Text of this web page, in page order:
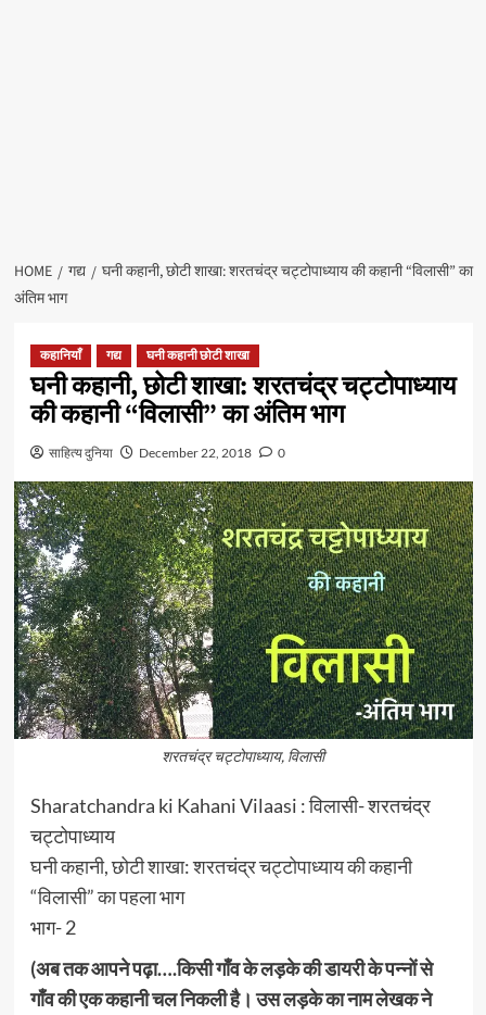
HOME गद्य
घनी कहानी, छोटी शाखा: शरतचंद्र चट्टोपाध्याय की कहानी “विलासी” का
अंतिम भाग
कहानियाँ गद्य घनी कहानी छोटी शाखा
घनी कहानी, छोटी शाखा: शरतचंद्र चट्टोपाध्याय
की कहानी “विलासी” का अंतिम भाग
साहित्य दुनिया December 22, 2018 0
शरतचंद्र चट्टोपाध्याय, विलासी
Sharatchandra ki Kahani Vilaasi : विलासी- शरतचंद्र
चट्टोपाध्याय
घनी कहानी, छोटी शाखा: शरतचंद्र चट्टोपाध्याय की कहानी
“विलासी” का पहला भाग
भाग- 2
(अब तक आपने पढ़ा….किसी गाँव के लड़के की डायरी के पन्नों से
गाँव की एक कहानी चल निकली है। उस लड़के का नाम लेखक ने